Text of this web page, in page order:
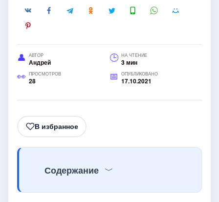
АВТОР
Андрей
НА ЧТЕНИЕ
3 мин
ПРОСМОТРОВ
28
ОПУБЛИКОВАНО
17.10.2021
В избранное
Содержание